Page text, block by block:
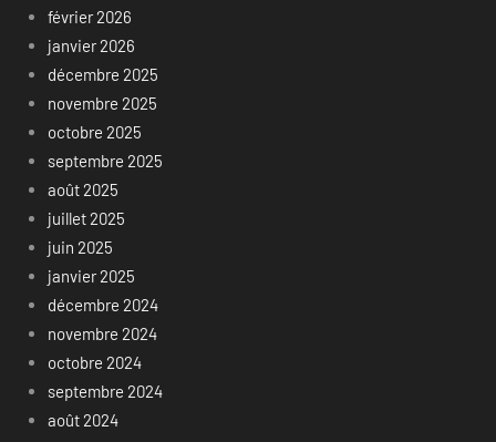
février 2026
janvier 2026
décembre 2025
novembre 2025
octobre 2025
septembre 2025
août 2025
juillet 2025
juin 2025
janvier 2025
décembre 2024
novembre 2024
octobre 2024
septembre 2024
août 2024